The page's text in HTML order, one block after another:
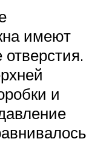
имеют
и